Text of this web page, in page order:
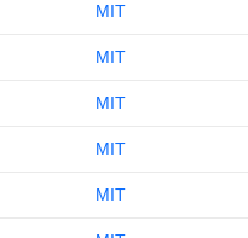
MIT
MIT
MIT
MIT
MIT